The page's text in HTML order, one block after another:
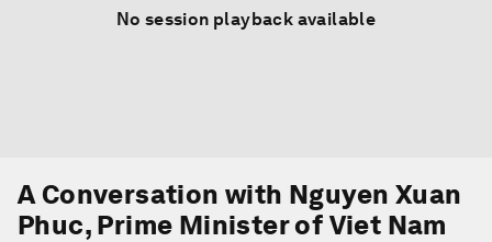
No session playback available
A Conversation with Nguyen Xuan
Phuc, Prime Minister of Viet Nam